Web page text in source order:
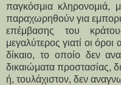
παγκόσμια κληρονομιά,
παραχωρηθούν για
επέμβασης του
μεγαλύτερος γιατί οι όροι
δίκαιο, το οποίο δεν
δικαιώματα προστασίας,
ή, τουλάχιστον, δεν